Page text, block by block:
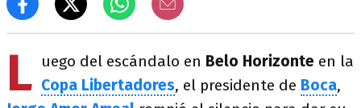
L uego del escándalo en Belo Horizonte en la
Copa Libertadores, el presidente de Boca,